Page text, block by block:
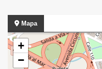
Mapa
+
−